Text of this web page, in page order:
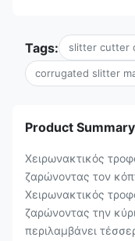
Tags: slitter cutter
corrugated slitter
Product Summary
Χειρωνακτικός
ζαρώνοντας τον
Χειρωνακτικός
ζαρώνοντας την
περιλαμβάνει